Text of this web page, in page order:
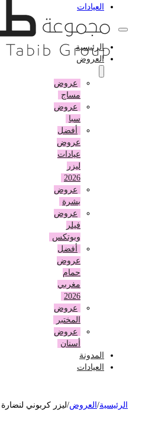
العيادات
الرئيسية
العروض
عروض
مساج
عروض
أفضل
عروض
عيادات
عروض
بشرة
عروض
وبوتكس
أفضل
عروض
حمام
مغربي
عروض
المختبر
عروض
أسنان
المدونة
العيادات
/العروض ليزر كربوني لنضارة الوجه